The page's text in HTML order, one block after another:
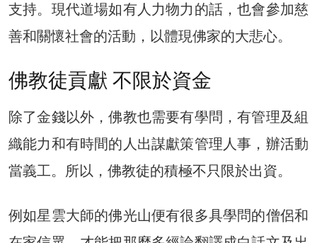
支持。現代道場如有人力物力的話，也會參加慈
善和關懷社會的活動，以體現佛家的大悲心。
佛教徒貢獻 不限於資金
除了金錢以外，佛教也需要有學問，有管理及組
織能力和有時間的人出謀獻策管理人事，辦活動
當義工。所以，佛教徒的積極不只限於出資。
例如星雲大師的佛光山便有很多具學問的僧侶和